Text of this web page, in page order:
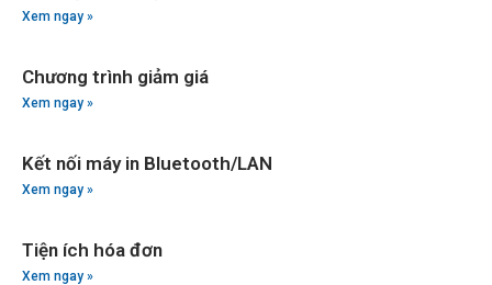
Xem ngay »
Chương trình giảm giá
Xem ngay »
Kết nối máy in Bluetooth/LAN
Xem ngay »
Tiện ích hóa đơn
Xem ngay »